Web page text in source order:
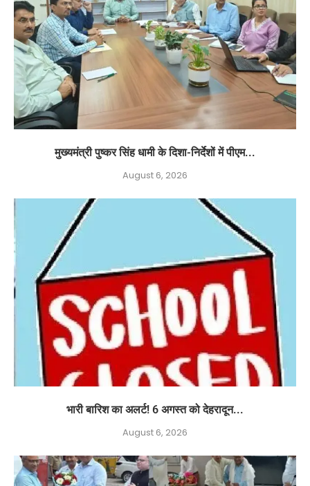
मुख्यमंत्री पुष्कर सिंह धामी के दिशा-निर्देशों में पीएम...
August 6, 2026
भारी बारिश का अलर्ट! 6 अगस्त को देहरादून...
August 6, 2026